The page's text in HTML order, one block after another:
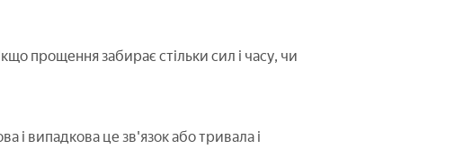
прощення забирає стільки сил і часу, чи
випадкова це зв'язок або тривала і